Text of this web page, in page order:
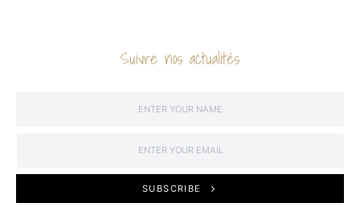
Suivre nos actualités
SUBSCRIBE